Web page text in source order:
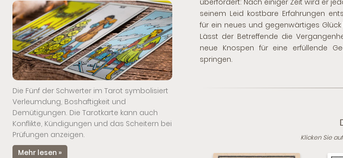
Die Fünf der Schwerter im Tarot symbolisiert
Verleumdung, Boshaftigkeit und
Demütigungen. Die Tarotkarte kann auch
Konflikte, Kündigungen und das Scheitern bei
Prüfungen anzeigen.
Mehr lesen »
überfordert: Nach einiger Zeit wird er
seinem Leid kostbare Erfahrungen
für ein neues und gegenwärtiges Glück
Lässt der Betreffende die
neue Knospen für eine erfüllende
springen.
Klicken Sie